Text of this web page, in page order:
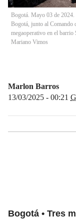
Bogotá. Mayo 03 de 2024.
Bogotá, junto al Comando
megaoperativo en el barrio
Mariano Vimos
Marlon Barros
13/03/2025 - 00:21
Bogotá
Tres